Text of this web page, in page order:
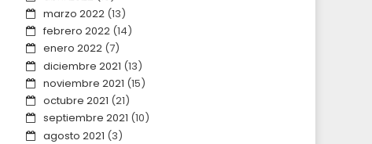
marzo 2022(13)
febrero 2022(14)
enero 2022(7)
diciembre 2021 (13)
noviembre 2021 (15)
octubre 2021 (21)
septiembre 2021 (10)
agosto 2021 (3)